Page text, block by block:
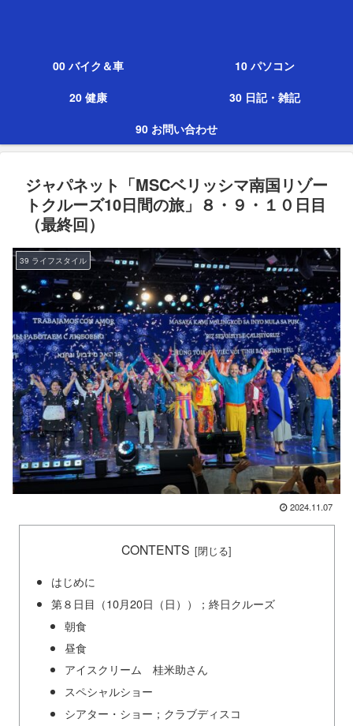
00 バイク＆車
10 パソコン
20 健康
30 日記・雑記
90 お問い合わせ
ジャパネット「MSCベリッシマ南国リゾー
トクルーズ10日間の旅」８・９・１０日目
（最終回）
39 ライフスタイル
2024.11.07
CONTENTS
はじめに
第８日目（10月20日（日））；終日クルーズ
朝食
昼食
アイスクリーム 桂米助さん
スペシャルショー
シアター・ショー；クラブディスコ